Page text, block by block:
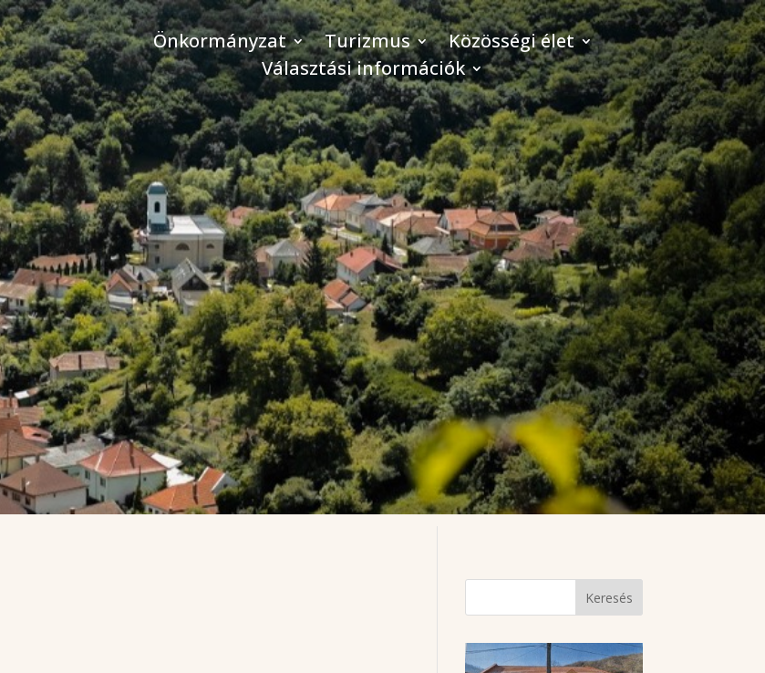
Önkormányzat Turizmus
Közösségi élet
Választási információk